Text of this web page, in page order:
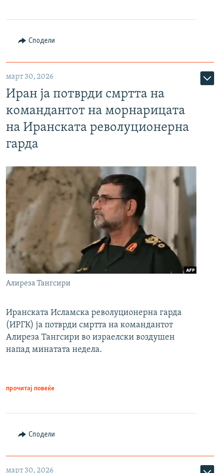
Сподели
март 30, 2026
Иран ја потврди смртта на
командантот на морнарицата
на Иранската револуционерна
гарда
Алиреза Тангсири
Иранската Исламска револуционерна гарда
(ИРГК) ја потврди смртта на командантот
Алиреза Тангсири во израелски воздушен
напад минатата недела.
прочитај повеќе
Сподели
март 30, 2026